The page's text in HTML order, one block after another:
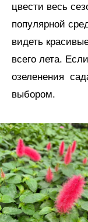
цвести весь
популярной
видеть
всего лета.
озеленения
выбором.